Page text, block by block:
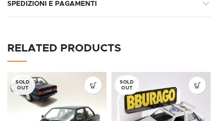
SPEDIZIONI E PAGAMENTI
RELATED PRODUCTS
SOLD
OUT
SOLD
OUT